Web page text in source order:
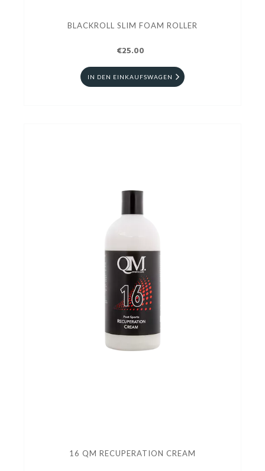
BLACKROLL SLIM FOAM ROLLER
€25.00
IN DEN EINKAUFSWAGEN
16 QM RECUPERATION CREAM